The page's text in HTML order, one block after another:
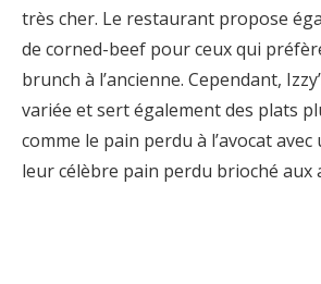
très cher. Le restaurant propose
de corned-beef pour ceux qui
brunch à l’ancienne. Cependant,
variée et sert également des plats
comme le pain perdu à l’avocat
leur célèbre pain perdu brioché aux